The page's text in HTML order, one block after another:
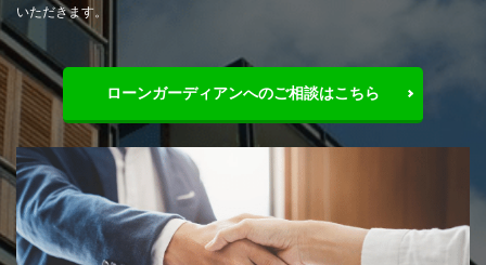
いただきます。
ローンガーディアンへのご相談はこちら